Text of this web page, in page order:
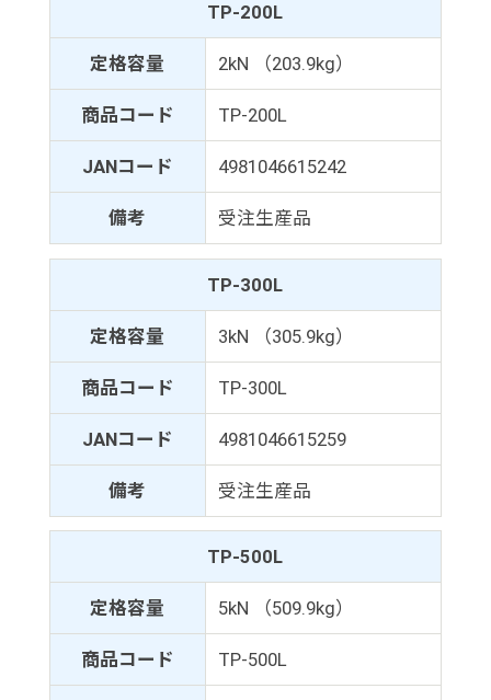
TP-200L
定格容量 2kN （203.9kg）
商品コード TP-200L
JANコード 4981046615242
備考 受注生産品
TP-300L
定格容量 3kN （305.9kg）
商品コード TP-300L
JANコード 4981046615259
備考 受注生産品
TP-500L
定格容量 5kN （509.9kg）
商品コード TP-500L